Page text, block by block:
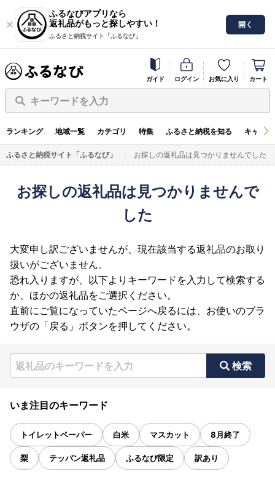
ふるなびアプリなら
返礼品がもっと探しやすい！
ふるさと納税サイト「ふるなび」
開く
ガイド ログイン お気に入り カート
キーワードを入力
ランキング 地域一覧 カテゴリ 特集 ふるさと納税を知る キャン
ふるさと納税サイト「ふるなび」 お探しの返礼品は見つかりませんでした
お探しの返礼品は見つかりませんで
した
大変申し訳ございませんが、現在該当する返礼品のお取り
扱いがございません。
恐れ入りますが、以下よりキーワードを入力して検索する
か、ほかの返礼品をご選択ください。
直前にご覧になっていたページへ戻るには、お使いのブラ
ウザの「戻る」ボタンを押してください。
検索
いま注目のキーワード
トイレットペーパー 白米 マスカット 8月終了
梨 テッパン返礼品 ふるなび限定 訳あり